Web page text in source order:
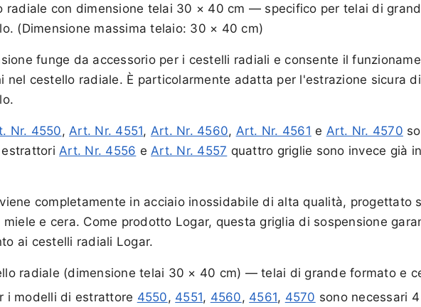
radiale con dimensione telai 30 × 40 cm — specifico per telai di
(Dimensione massima telaio: 30 × 40 cm)
funge da accessorio per i cestelli radiali e consente il
nel cestello radiale. È particolarmente adatta per l'estrazione sicura
Nr. 4550, Art. Nr. 4551, Art. Nr. 4560, Art. Nr. 4561 e Art. Nr. 4570
Art. Nr. 4556 e Art. Nr. 4557 quattro griglie sono invece già
completamente in acciaio inossidabile di alta qualità, progettato
e cera. Come prodotto Logar, questa griglia di sospensione
ai cestelli radiali Logar.
radiale (dimensione telai 30 × 40 cm) — telai di grande formato e
i modelli di estrattore 4550, 4551, 4560, 4561, 4570 sono necessari